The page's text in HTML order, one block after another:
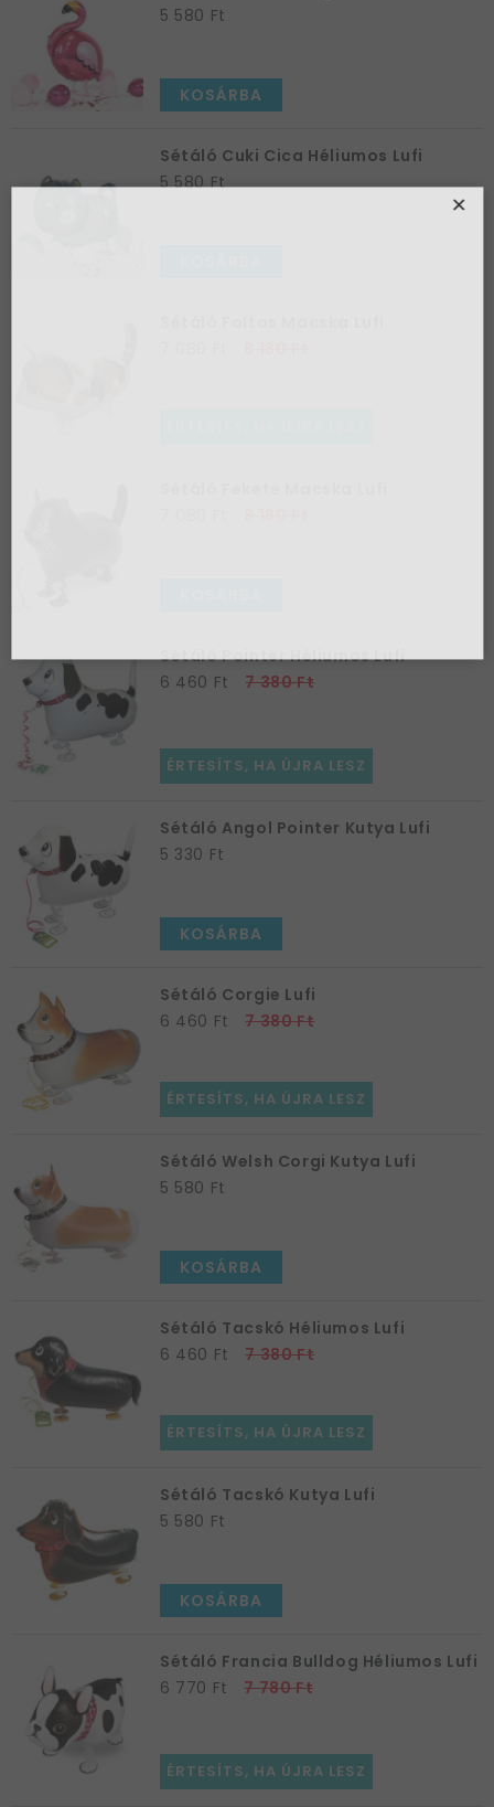
5 580 Ft
KOSÁRBA
Sétáló Cuki Cica Héliumos Lufi
5 580 Ft
Sétáló Pointer Héliumos Lufi
6 460 Ft
7 380 Ft
ÉRTESÍTS, HA ÚJRA LESZ
Sétáló Angol Pointer Kutya Lufi
5 330 Ft
KOSÁRBA
Sétáló Corgie Lufi
6 460 Ft
7 380 Ft
ÉRTESÍTS, HA ÚJRA LESZ
Sétáló Welsh Corgi Kutya Lufi
5 580 Ft
KOSÁRBA
Sétáló Tacskó Héliumos Lufi
6 460 Ft
7 380 Ft
ÉRTESÍTS, HA ÚJRA LESZ
Sétáló Tacskó Kutya Lufi
5 580 Ft
KOSÁRBA
Sétáló Francia Bulldog Héliumos Lufi
6 770 Ft
7 780 Ft
ÉRTESÍTS, HA ÚJRA LESZ
×